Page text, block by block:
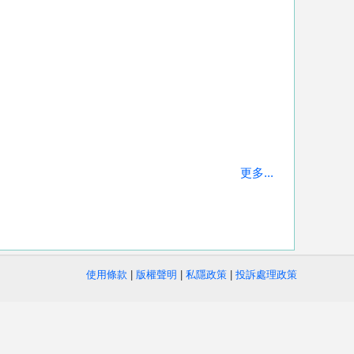
更多...
使用條款 版權聲明 私隱政策 投訴處理政策